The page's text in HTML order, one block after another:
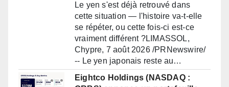
Le yen s'est déjà retrouvé dans
cette situation — l'histoire va-t-elle
se répéter, ou cette fois-ci est-ce
vraiment différent ?LIMASSOL,
Chypre, 7 août 2026 /PRNewswire/
-- Le yen japonais reste au…
Eightco Holdings (NASDAQ :